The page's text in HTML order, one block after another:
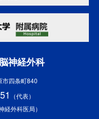
神経外科
四条町840
（代表）
外科医局）